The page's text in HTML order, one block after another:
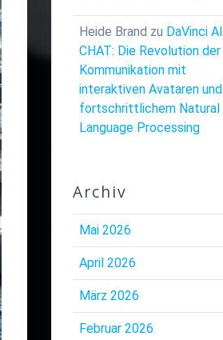
Heide Brand zu DaVinci AI
CHAT: Die Revolution der
Kommunikation mit
interaktiven Avataren und
fortschrittlichem Natural
Language Processing
Archiv
Mai 2026
April 2026
März 2026
Februar 2026